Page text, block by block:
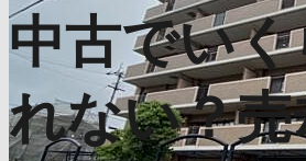
中古でい
れない？